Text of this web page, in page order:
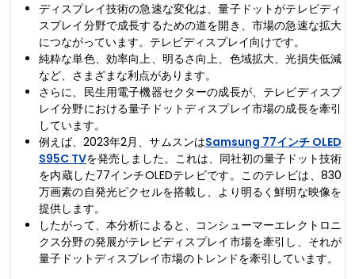
ディスプレイ技術の急速な変化は、量子ドットがテレビディ
スプレイ分野で成長するための道を開き、市場の急速な拡大
につながっています。テレビディスプレイ向けです。
純粋な単色、効率向上、明るさ向上、色域拡大、光損失低減
など、さまざまな利点があります。
さらに、民生用電子機器セクターの成長が、テレビディスプ
レイ分野における量子ドットディスプレイ市場の成長を牽引
しています。
例えば、2023年2月、サムスンはSamsung 77インチ OLED
S95C TVを発売しました。これは、同社初の量子ドット技術
を内蔵した77インチOLEDテレビです。このテレビは、830
万画素の自発光ピクセルを搭載し、より明るく鮮明な映像を
提供します。
したがって、本分析によると、コンシューマーエレクトロニ
クス分野の発展がテレビディスプレイ市場を牽引し、それが
量子ドットディスプレイ市場のトレンドを牽引しています。